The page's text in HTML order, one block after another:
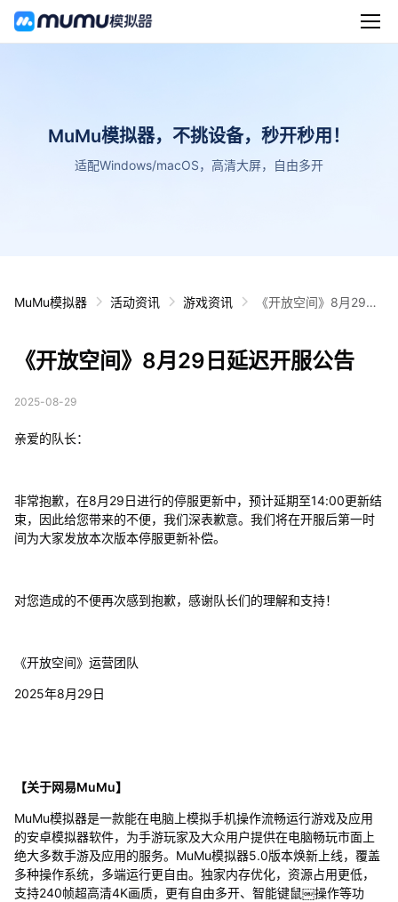
MuMu模拟器，不挑设备，秒开秒用！
适配Windows/macOS，高清大屏，自由多开
MuMu模拟器 活动资讯 游戏资讯
《开放空间》8月29日
《开放空间》8月29日延迟开服公告
2025-08-29
亲爱的队长：
非常抱歉，在8月29日进行的停服更新中，预计延期至14:00更新结
束，因此给您带来的不便，我们深表歉意。我们将在开服后第一时
间为大家发放本次版本停服更新补偿。
对您造成的不便再次感到抱歉，感谢队长们的理解和支持！
《开放空间》运营团队
2025年8月29日
【关于网易MuMu】
MuMu模拟器是一款能在电脑上模拟手机操作流畅运行游戏及应用
的安卓模拟器软件，为手游玩家及大众用户提供在电脑畅玩市面上
绝大多数手游及应用的服务。MuMu模拟器5.0版本焕新上线，覆盖
多种操作系统，多端运行更自由。独家内存优化，资源占用更低，
支持240帧超高清4K画质，更有自由多开、智能键鼠￼操作等功